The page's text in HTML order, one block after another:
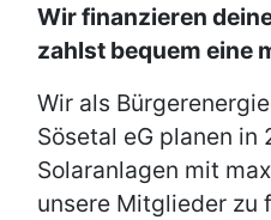
Wir finanzieren
zahlst bequem eine
Wir als
Sösetal eG planen in
Solaranlagen mit
unsere Mitglieder zu